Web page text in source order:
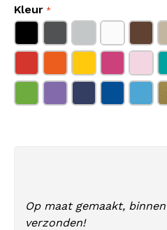
Kleur
Op maat gemaakt,
verzonden!